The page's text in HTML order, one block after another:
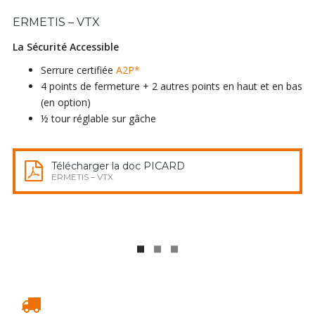
ERMETIS – VTX
La Sécurité Accessible
Serrure certifiée A2P*
4 points de fermeture + 2 autres points en haut et en bas
(en option)
½ tour réglable sur gâche
Télécharger la doc PICARD
ERMETIS – VTX